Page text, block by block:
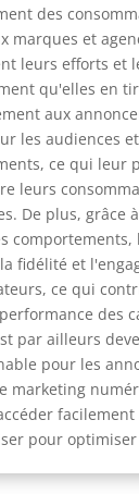
des
marques et
leurs efforts et
qu'elles en
aux
les audiences
ce qui leur
leurs
De plus, grâce
comportements,
fidélité et
ce qui
des
par ailleurs
pour les
marketing
pour optimiser